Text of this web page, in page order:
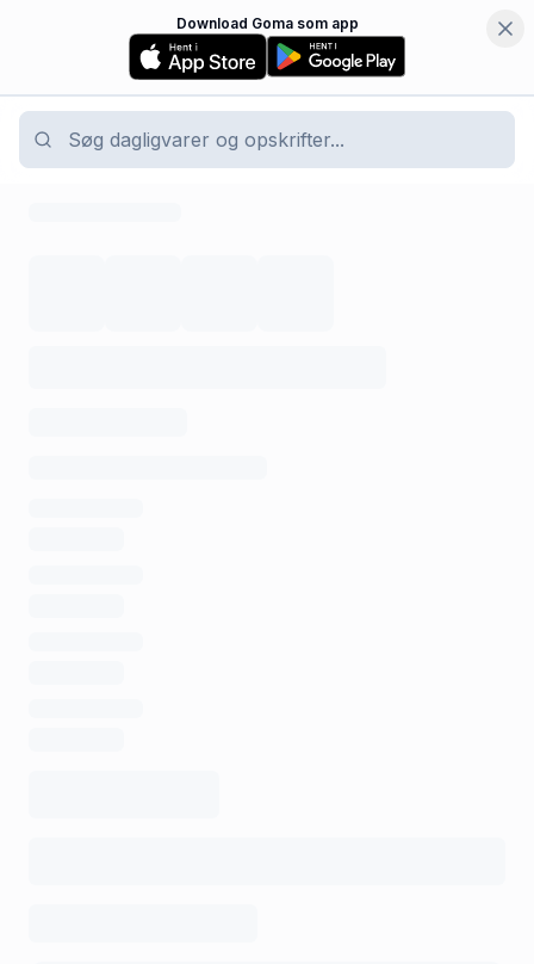
Download Goma som app